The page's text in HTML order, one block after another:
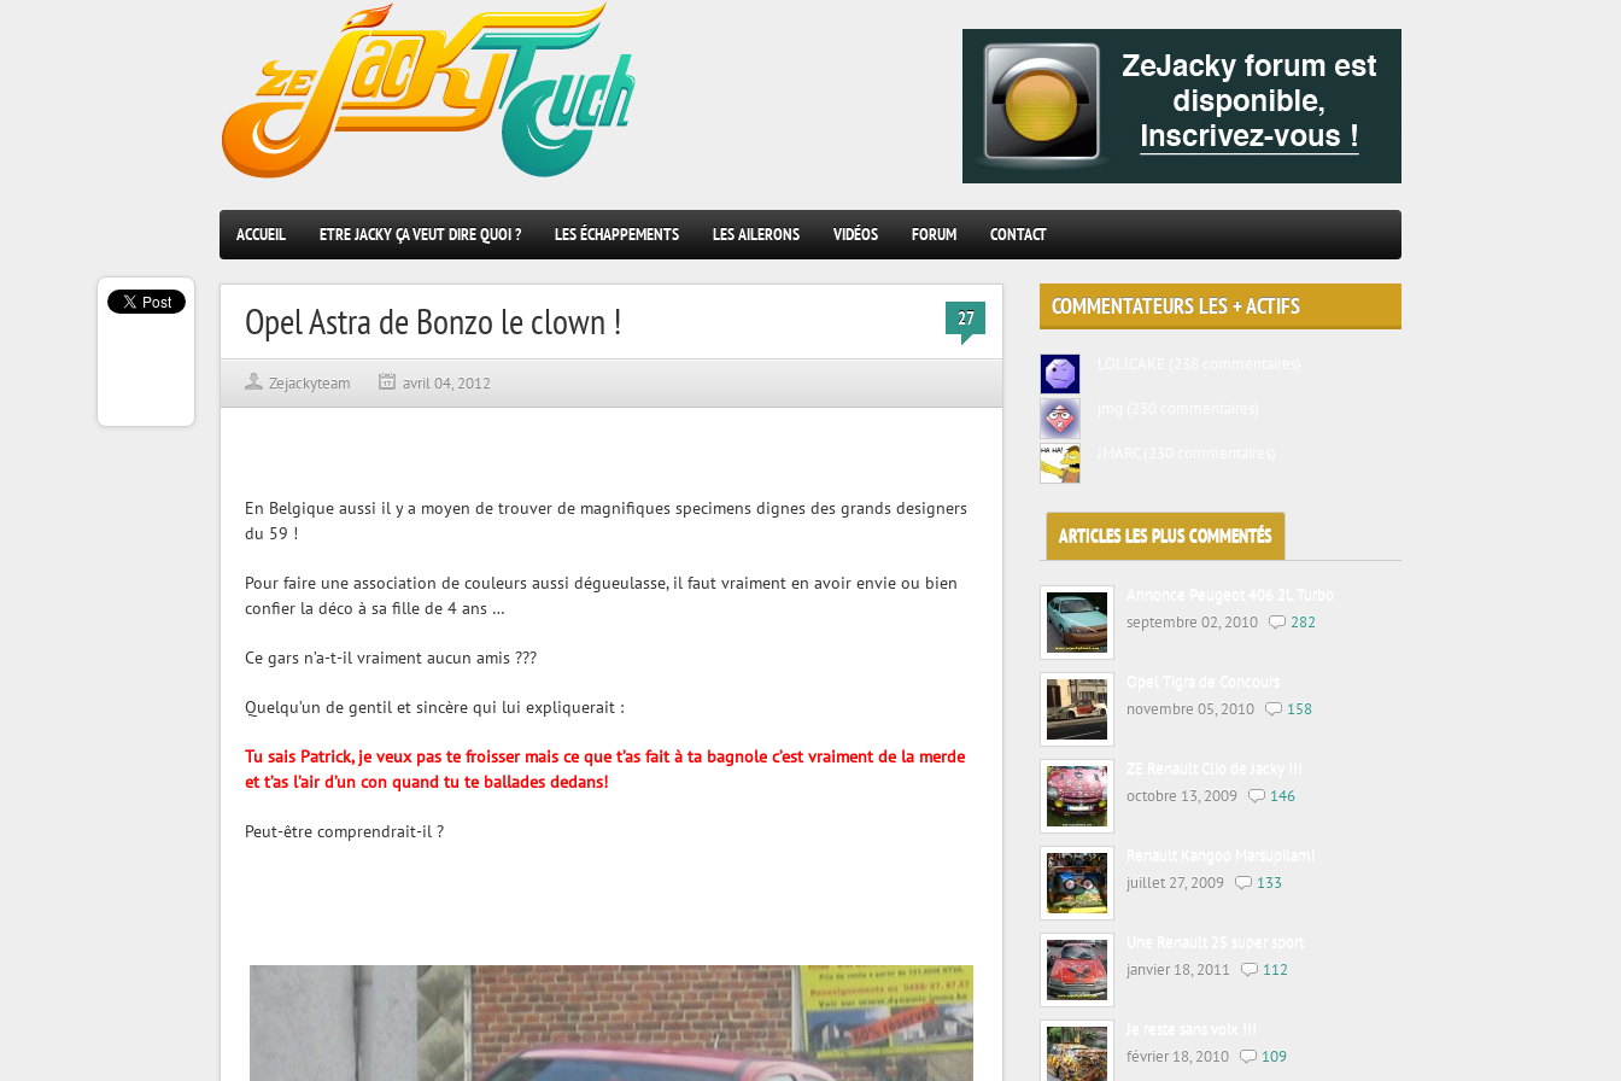
ACCUEIL ETRE JACKY ÇA VEUT DIRE QUOI ? LES ÉCHAPPEMENTS LES AILERONS VIDÉOS FORUM CONTACT
Opel Astra de Bonzo le clown ! 27
Zejackyteam avril 04, 2012
En Belgique aussi il y a moyen de trouver de magnifiques specimens dignes des grands designers
du 59 !
Pour faire une association de couleurs aussi dégueulasse, il faut vraiment en avoir envie ou bien
confier la déco à sa fille de 4 ans …
Ce gars n’a-t-il vraiment aucun amis ???
Quelqu’un de gentil et sincère qui lui expliquerait :
Tu sais Patrick, je veux pas te froisser mais ce que t’as fait à ta bagnole c’est vraiment de la merde
et t’as l’air d’un con quand tu te ballades dedans!
Peut-être comprendrait-il ?
COMMENTATEURS LES + ACTIFS
ARTICLES LES PLUS COMMENTÉS
septembre 02, 2010
282
novembre 05, 2010
158
octobre 13, 2009
146
juillet 27, 2009
133
janvier 18, 2011
112
février 18, 2010
109